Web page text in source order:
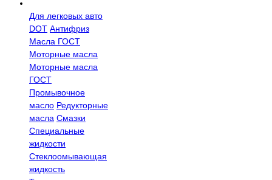
Для легковых авто
DOT Антифриз
Масла ГОСТ
Моторные масла
Моторные масла
ГОСТ
Промывочное
масло Редукторные
масла Смазки
Специальные
жидкости
Стеклоомывающая
жидкость